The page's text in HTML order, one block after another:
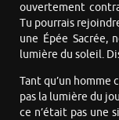
ouvertement
Tu pourrais
une Épée Sacrée,
lumière du soleil.
Tant qu’un homme
pas la lumière du
ce n’était pas une